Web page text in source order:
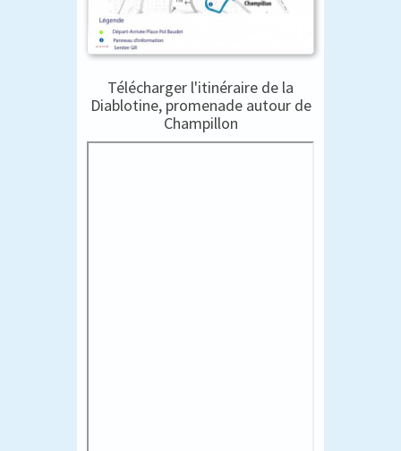
Télécharger l'itinéraire de la
Diablotine, promenade autour de
Champillon